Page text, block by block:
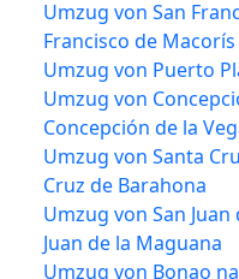
Umzug von San
Francisco de Macorís
Umzug von Puerto
Umzug von
Concepción de la
Umzug von Santa
Cruz de Barahona
Umzug von San
Juan de la Maguana
Umzug von Bonao